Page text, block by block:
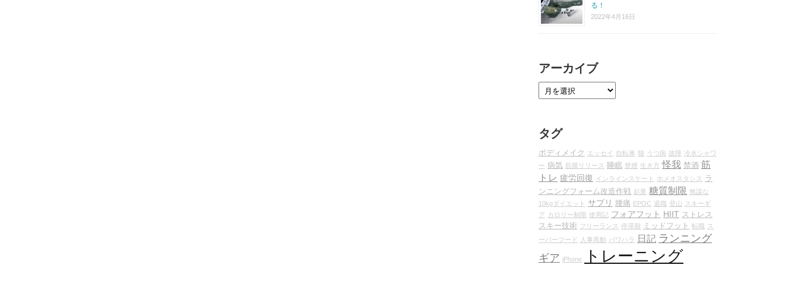
る！
2022年4月16日
アーカイブ
タグ
ボディメイク エッセイ 自転車 猫 うつ病 故障 冷水シャワ
ー 病気 筋膜リリース 睡眠 禁煙 生き方 怪我 禁酒 筋
トレ 疲労回復 インラインスケート ホメオスタシス ラ
ンニングフォーム改造作戦 起業 糖質制限 無謀な
10kgダイエット サプリ 腰痛 EPOC 退職 登山 スキーギ
ア カロリー制限 使用記 フォアフット HIIT ストレス
スキー技術 フリーランス 停滞期 ミッドフット 転職 ス
ーパーフード
人事異動 パワハラ 日記 ランニング
ギア iPhone トレーニング